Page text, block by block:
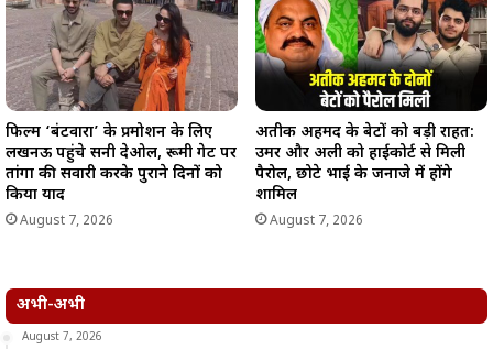
फिल्म ‘बंटवारा’ के प्रमोशन के लिए
लखनऊ पहुंचे सनी देओल, रूमी गेट पर
तांगा की सवारी करके पुराने दिनों को
किया याद
August 7, 2026
अतीक अहमद के बेटों को बड़ी राहत:
उमर और अली को हाईकोर्ट से मिली
पैरोल, छोटे भाई के जनाजे में होंगे
शामिल
August 7, 2026
अभी-अभी
August 7, 2026